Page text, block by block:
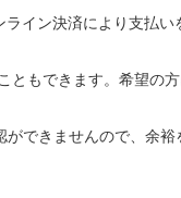
イン決済により支払い
ともできます。希望の
できませんので、余裕